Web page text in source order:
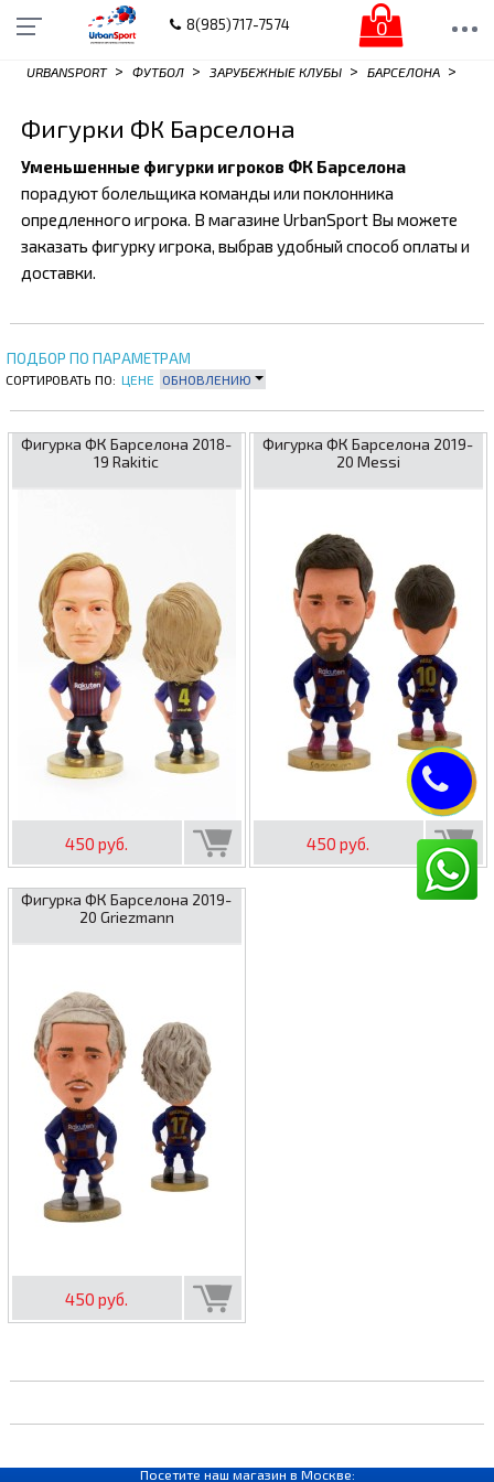
8(985)717-7574 0
URBANSPORT > ФУТБОЛ > ЗАРУБЕЖНЫЕ КЛУБЫ > БАРСЕЛОНА >
Фигурки ФК Барселона
Уменьшенные фигурки игроков ФК Барселона
порадуют болельщика команды или поклонника
опредленного игрока. В магазине UrbanSport Вы можете
заказать фигурку игрока, выбрав удобный способ оплаты и
доставки.
ПОДБОР ПО ПАРАМЕТРАМ
СОРТИРОВАТЬ ПО: ЦЕНЕ ОБНОВЛЕНИЮ
Фигурка ФК Барселона 2018-
19 Rakitic
450 руб.
Фигурка ФК Барселона 2019-
20 Messi
450 руб.
Фигурка ФК Барселона 2019-
20 Griezmann
450 руб.
Посетите наш магазин в Москве: